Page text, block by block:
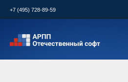
+7 (495) 728-89-59